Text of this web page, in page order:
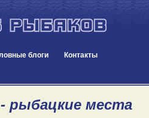
блоги Контакты
рыбацкие места